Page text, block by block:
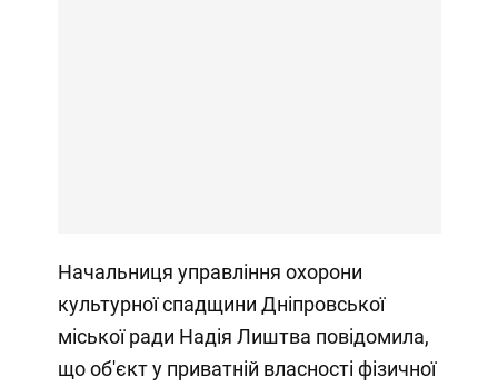
Начальниця управління охорони
культурної спадщини Дніпровської
міської ради Надія Лиштва повідомила,
що об'єкт у приватній власності фізичної